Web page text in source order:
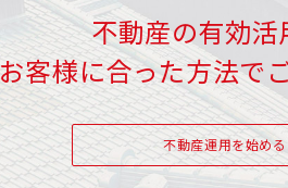
不動産の有効活
お客様に合った方法で
不動産運用を始める